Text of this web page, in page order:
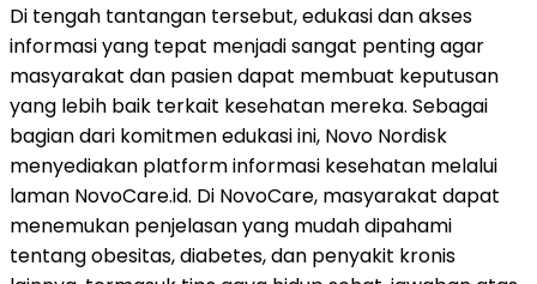
Di tengah tantangan tersebut, edukasi dan akses
informasi yang tepat menjadi sangat penting agar
masyarakat dan pasien dapat membuat keputusan
yang lebih baik terkait kesehatan mereka. Sebagai
bagian dari komitmen edukasi ini, Novo Nordisk
menyediakan platform informasi kesehatan melalui
laman NovoCare.id. Di NovoCare, masyarakat dapat
menemukan penjelasan yang mudah dipahami
tentang obesitas, diabetes, dan penyakit kronis